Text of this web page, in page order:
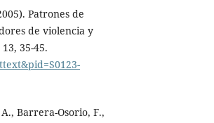
Patrones de
de violencia y
35-45.
Barrera-Osorio, F.,